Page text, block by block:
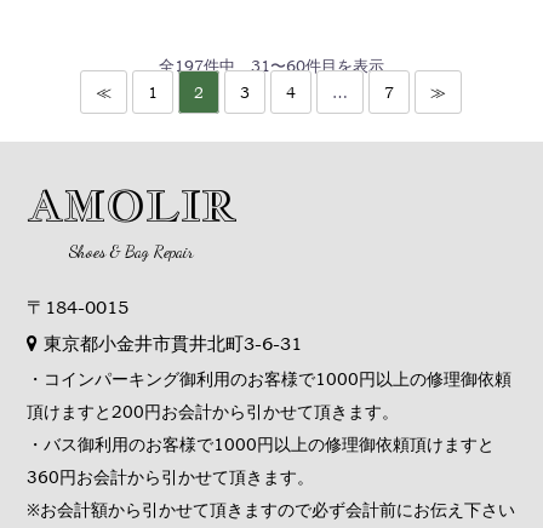
全197件中 31〜60件目を表示
≪
1 2 3 4 … 7 ≫
AMOLIR
Shoes & Bag Repair
〒184-0015
東京都小金井市貫井北町3-6-31
・コインパーキング御利用のお客様で1000円以上の修理御依頼
頂けますと200円お会計から引かせて頂きます。
・バス御利用のお客様で1000円以上の修理御依頼頂けますと
360円お会計から引かせて頂きます。
※お会計額から引かせて頂きますので必ず会計前にお伝え下さい